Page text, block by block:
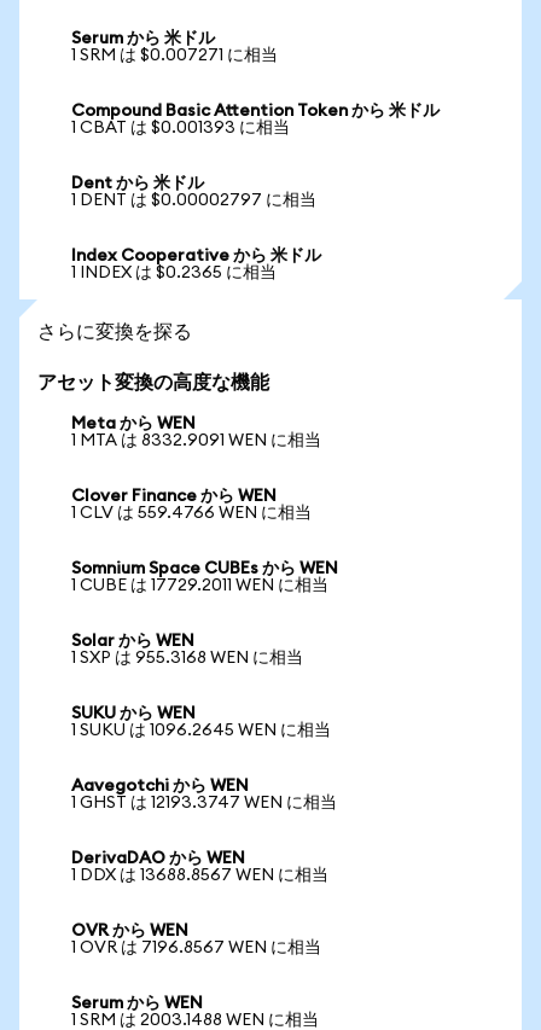
Serum から 米ドル
1 SRM は $0.007271 に相当
Compound Basic Attention Token から 米ドル
1 CBAT は $0.001393 に相当
Dent から 米ドル
1 DENT は $0.00002797 に相当
Index Cooperative から 米ドル
1 INDEX は $0.2365 に相当
さらに変換を探る
アセット変換の高度な機能
Meta から WEN
1 MTA は 8332.9091 WEN に相当
Clover Finance から WEN
1 CLV は 559.4766 WEN に相当
Somnium Space CUBEs から WEN
1 CUBE は 17729.2011 WEN に相当
Solar から WEN
1 SXP は 955.3168 WEN に相当
SUKU から WEN
1 SUKU は 1096.2645 WEN に相当
Aavegotchi から WEN
1 GHST は 12193.3747 WEN に相当
DerivaDAO から WEN
1 DDX は 13688.8567 WEN に相当
OVR から WEN
1 OVR は 7196.8567 WEN に相当
Serum から WEN
1 SRM は 2003.1488 WEN に相当